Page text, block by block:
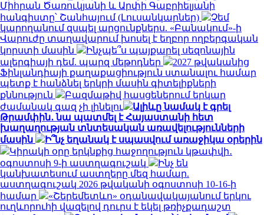
Միհրան Ծառուկյանի և Արփի Գաբրիելյանի
հանգիստը՝ Շանհայում (Լուսանկարներ)
Չեմ
կարողանում զսպել արցունքներս. «Բանակում»-ի
Վարուժը տաղավարում խոսել է եղբոր ողբերգական
կորստի մասին
Ինչպե՞ս պայքարել սեզոնային
ալերգիայի դեմ. պարզ մեթոդներ
2027 թվականից
Ֆինլանդիայի քաղաքացիություն ստանալու համար
պետք է հանձնել երկրի մասին գիտելիքների
քննություն
Բազմաթիվ հասցեներում երկար
ժամանակ գազ չի լինելու
Ալիևը նամակ է գրել
Թրամփին․ նա պատմել է Հայաստանի հետ
խաղաղության տնտեսական առավելությունների
մասին
Ի՞նչ եղանակ է սպասվում առաջիկա օրերին
Կիրակի օրը երկնքից հաջողություն կթափվի․
օգոստոսի 9-ի աստղագուշակ
Ինչ են
կանխատեսում աստղերը մեզ համար.
աստղագուշակ 2026 թվականի օգոստոսի 10-16-ի
համար
«Շերեմետևո» օդանավակայանում երկու
ուղևորուհի վազելով դուրս է եկել թռիչքադաշտ